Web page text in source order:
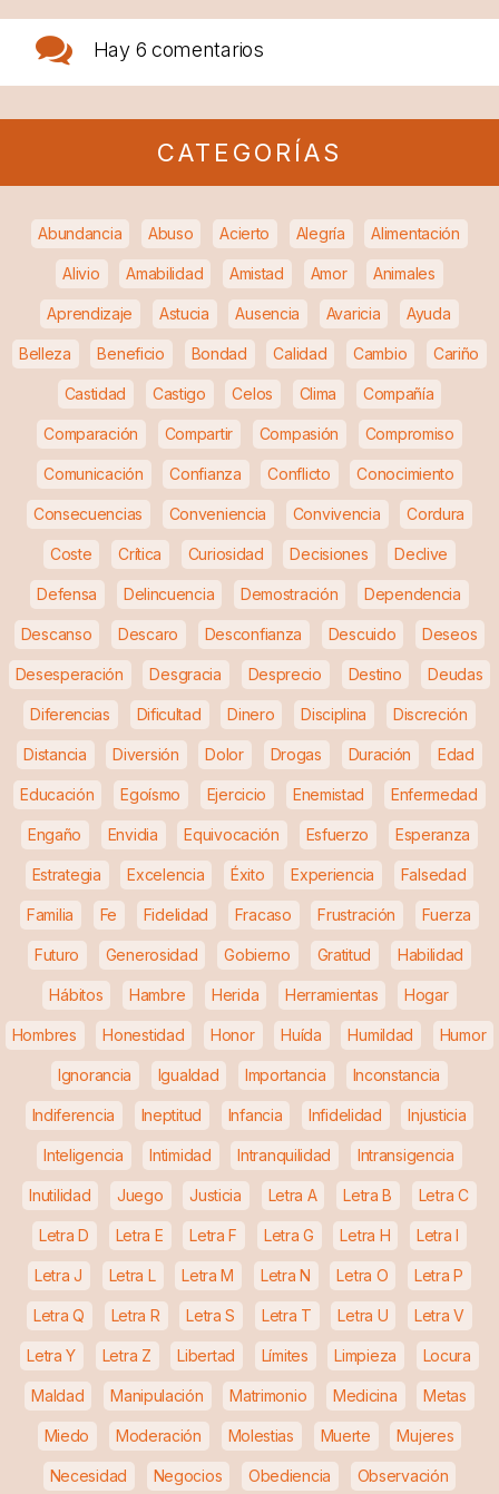
Hay 6 comentarios
CATEGORÍAS
Abundancia Abuso Acierto Alegría Alimentación
Alivio Amabilidad Amistad Amor Animales
Aprendizaje Astucia Ausencia Avaricia Ayuda
Belleza Beneficio Bondad Calidad Cambio Cariño
Castidad Castigo Celos Clima Compañía
Comparación Compartir Compasión Compromiso
Comunicación Confianza Conflicto Conocimiento
Consecuencias Conveniencia Convivencia Cordura
Coste Crítica Curiosidad Decisiones Declive
Defensa Delincuencia Demostración Dependencia
Descanso Descaro Desconfianza Descuido Deseos
Desesperación Desgracia Desprecio Destino Deudas
Diferencias Dificultad Dinero Disciplina Discreción
Distancia Diversión Dolor Drogas Duración Edad
Educación Egoísmo Ejercicio Enemistad Enfermedad
Engaño Envidia Equivocación Esfuerzo Esperanza
Estrategia Excelencia Éxito Experiencia Falsedad
Familia Fe Fidelidad Fracaso Frustración Fuerza
Futuro Generosidad Gobierno Gratitud Habilidad
Hábitos Hambre Herida Herramientas Hogar
Hombres Honestidad Honor Huída Humildad Humor
Ignorancia Igualdad Importancia Inconstancia
Indiferencia Ineptitud Infancia Infidelidad Injusticia
Inteligencia Intimidad Intranquilidad Intransigencia
Inutilidad Juego Justicia Letra A Letra B Letra C
Letra D Letra E Letra F Letra G Letra H Letra I
Letra J Letra L Letra M Letra N Letra O Letra P
Letra Q Letra R Letra S Letra T Letra U Letra V
Letra Y Letra Z Libertad Límites Limpieza Locura
Maldad Manipulación Matrimonio Medicina Metas
Miedo Moderación Molestias Muerte Mujeres
Necesidad Negocios Obediencia Observación